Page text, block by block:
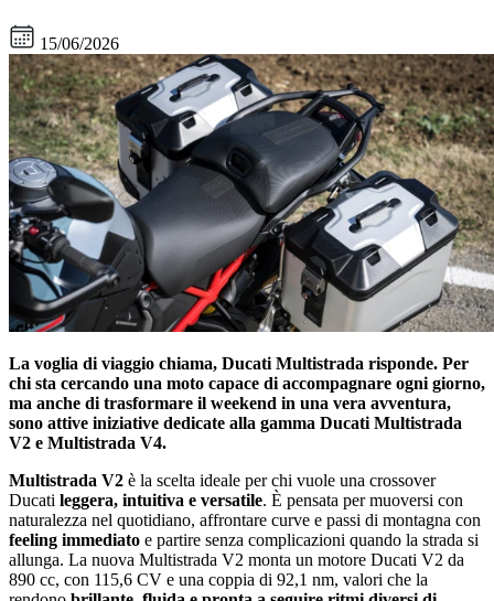
15/06/2026
La voglia di viaggio chiama, Ducati Multistrada risponde. Per
chi sta cercando una moto capace di accompagnare ogni giorno,
ma anche di trasformare il weekend in una vera avventura,
sono attive iniziative dedicate alla gamma Ducati Multistrada
V2 e Multistrada V4.
Multistrada V2 è la scelta ideale per chi vuole una crossover
Ducati leggera, intuitiva e versatile. È pensata per muoversi con
naturalezza nel quotidiano, affrontare curve e passi di montagna con
feeling immediato e partire senza complicazioni quando la strada si
allunga. La nuova Multistrada V2 monta un motore Ducati V2 da
890 cc, con 115,6 CV e una coppia di 92,1 nm, valori che la